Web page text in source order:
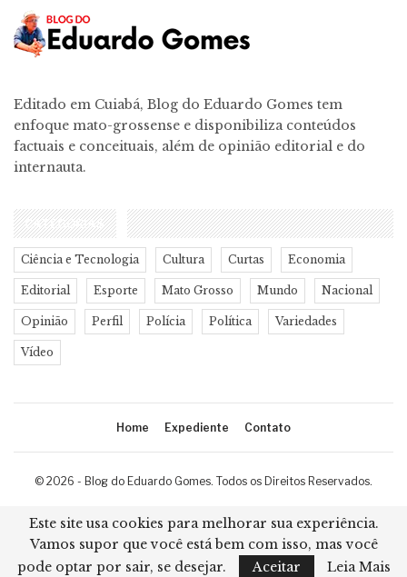
Editado em Cuiabá, Blog do Eduardo Gomes tem
enfoque mato-grossense e disponibiliza conteúdos
factuais e conceituais, além de opinião editorial e do
internauta.
CATEGORIAS
Ciência e Tecnologia Cultura Curtas Economia
Editorial Esporte Mato Grosso Mundo Nacional
Opinião Perfil Polícia Política Variedades
Vídeo
Home Expediente Contato
© 2026 - Blog do Eduardo Gomes. Todos os Direitos Reservados.
Desenvolvimento:Ricard Cristian
Este site usa cookies para melhorar sua experiência.
Vamos supor que você está bem com isso, mas você
pode optar por sair, se desejar.
Aceitar Leia Mais